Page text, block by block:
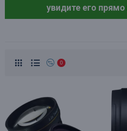
увидите его прямо
0